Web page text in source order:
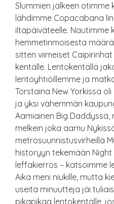
Slummien jälkeen
lähdimme Copacabana
iltapäiväteelle. Nautimme
hemmetinmoisesta
sitten viimeiset
kentälle. Lentokentällä
lentoyhtiöillemme ja
Torstaina New Yorkissa
ja yksi vähemmän
Aamiainen Big
melkein joka aamu
metrosuunnistusvirheillä
historyyn tekemään
leffakierros – katsoimme
Aika meni niukille, mutta
useita minuutteja jäi
pikapikaa lentokentälle,